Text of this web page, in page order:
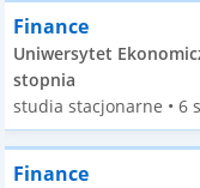
Finance
Uniwersytet
stopnia
studia stacjonarne • 6
Finance